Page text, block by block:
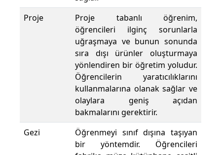
Proje
Proje tabanlı öğrenim,
öğrencileri ilginç sorunlarla
uğraşmaya ve bunun sonunda
sıra dışı ürünler oluşturmaya
yönlendiren bir öğretim yoludur.
Öğrencilerin yaratıcılıklarını
kullanmalarına olanak sağlar ve
olaylara geniş açıdan
bakmalarını gerektirir.
Gezi
Öğrenmeyi sınıf dışına taşıyan
bir yöntemdir. Öğrencileri